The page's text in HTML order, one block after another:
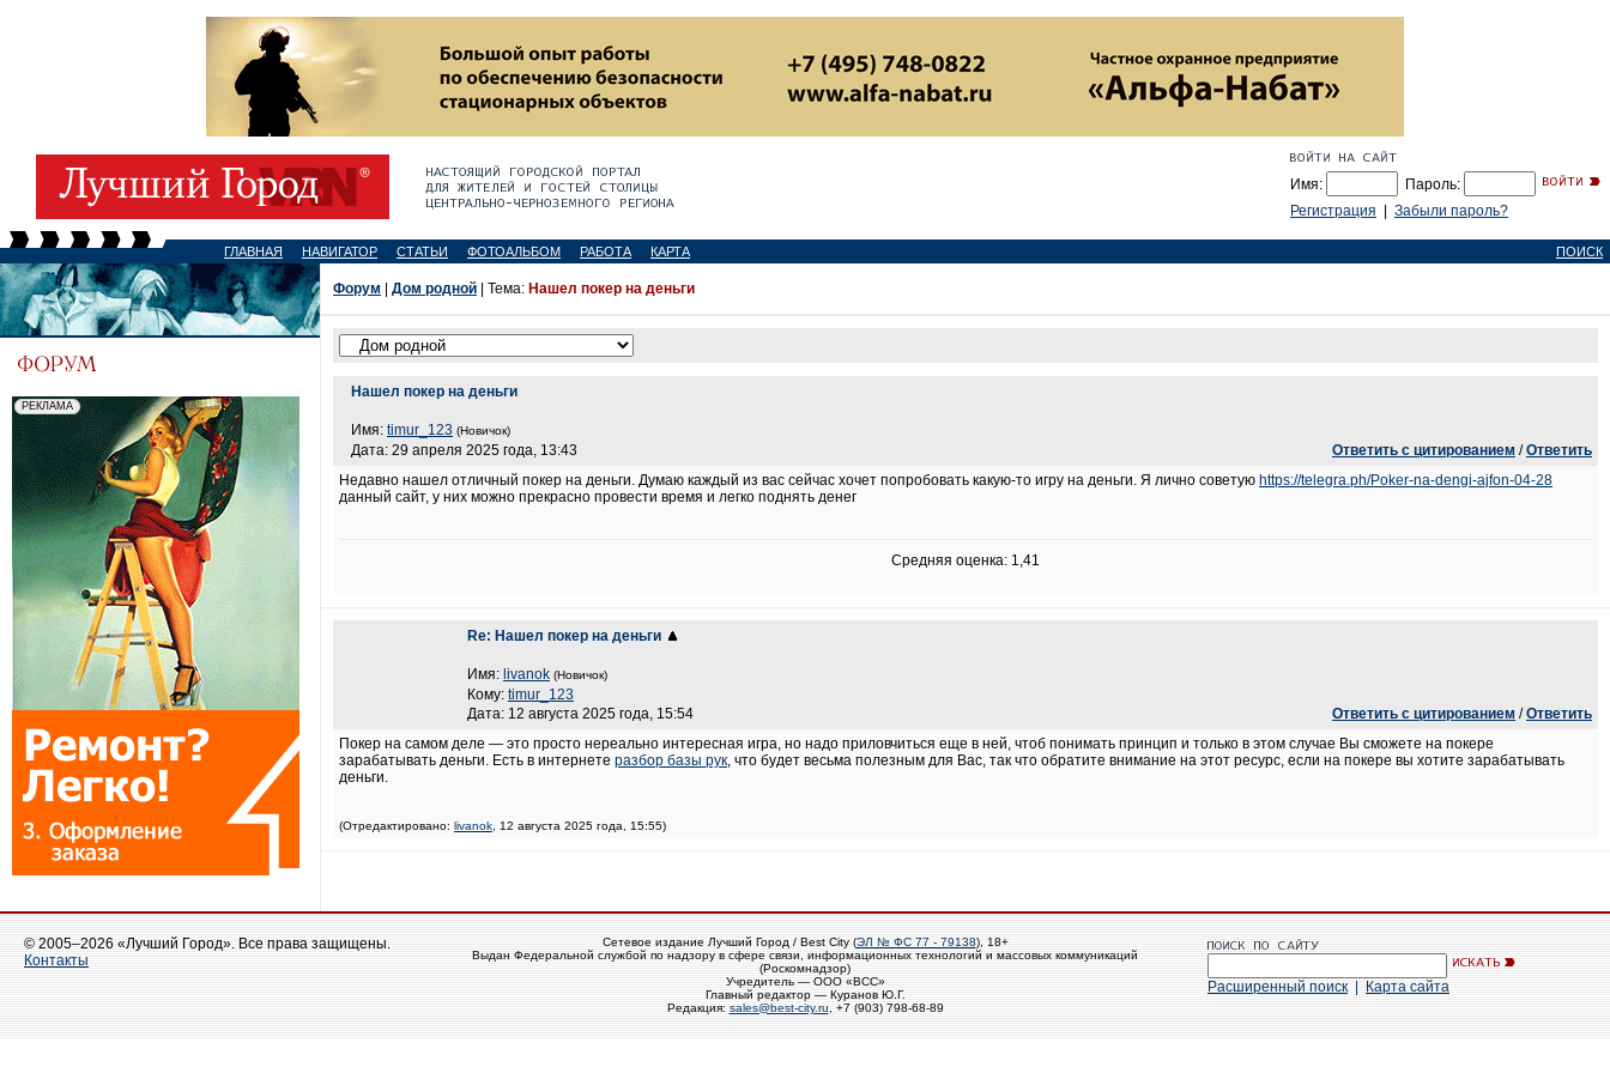
Имя:
Пароль:
Регистрация
Забыли пароль?
ГЛАВНАЯ НАВИГАТОР СТАТЬИ ФОТОАЛЬБОМ РАБОТА КАРТА ПОИСК
Форум Дом родной | Тема: Нашел покер на деньги
Нашел покер на деньги
Имя: timur_123 (Новичок)
Дата: 29 апреля 2025 года, 13:43 Ответить с цитированием /Ответить
Недавно нашел отличный покер на деньги. Думаю каждый из вас сейчас хочет попробовать какую-то игру на деньги. Я лично советую https://telegra.ph/Poker-na-dengi-ajfon-04-28
данный сайт, у них можно прекрасно провести время и легко поднять денег
Средняя оценка: 1,41
Re: Нашел покер на деньги
Имя: livanok (Новичок)
Кому: timur_123
Дата: 12 августа 2025 года, 15:54
Ответить с цитированием /Ответить
Покер на самом деле — это просто нереально интересная игра, но надо приловчиться еще в ней, чтоб понимать принцип и только в этом случае Вы сможете на покере
зарабатывать деньги. Есть в интернете разбор базы рук, что будет весьма полезным для Вас, так что обратите внимание на этот ресурс, если на покере вы хотите зарабатывать
деньги.
(Отредактировано: livanok , 12 августа 2025 года, 15:55)
© 2005–2026 «Лучший Город». Все права защищены.
Контакты
Сетевое издание Лучший Город / Best City (ЭЛ № ФС 77 - 79138), 18+
Выдан Федеральной службой по надзору в сфере связи, информационных технологий и массовых коммуникаций
(Роскомнадзор)
Учредитель — ООО «ВСС»
Главный редактор — Куранов Ю.Г.
Редакция: sales@best-city.ru , +7 (903) 798-68-89
Расширенный поиск Карта сайта